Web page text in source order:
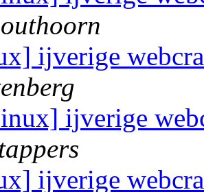
ijverige
ijverige
ijverige